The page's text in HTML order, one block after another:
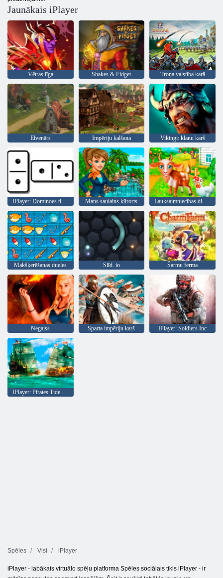
Jaunākais iPlayer
Vētras līga Shakes & Fidget Troņa valstība karā
Elvenārs Impēriju kalšana Vikingi: klanu karš
IPlayer: Dominoes tiešsaistē Mans saulains kūrorts Lauksaimniecības dienas
Makšķerēšanas dueles Slīd. io Šarmu ferma
Negaiss Sparta impēriju karš IPlayer: Soldiers Inc
Spēles Visi iPlayer
iPlayer - labākais virtuālo spēļu platforma Spēles sociālais tīkls iPlayer - ir